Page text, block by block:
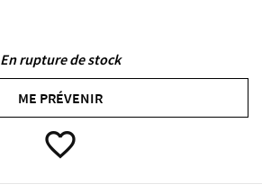
En rupture de stock
ME PRÉVENIR
favorite_border